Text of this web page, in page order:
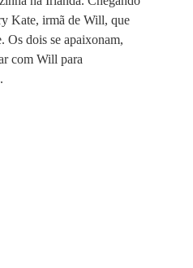
Kate, irmã de Will, que
Os dois se apaixonam,
com Will para